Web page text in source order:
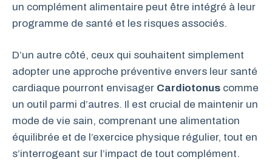
un complément alimentaire peut être intégré à leur
programme de santé et les risques associés.
D’un autre côté, ceux qui souhaitent simplement
adopter une approche préventive envers leur santé
cardiaque pourront envisager Cardiotonus comme
un outil parmi d’autres. Il est crucial de maintenir un
mode de vie sain, comprenant une alimentation
équilibrée et de l’exercice physique régulier, tout en
s’interrogeant sur l’impact de tout complément.